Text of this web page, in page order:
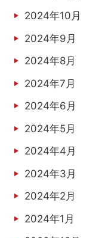
2024年10月
2024年9月
2024年8月
2024年7月
2024年6月
2024年5月
2024年4月
2024年3月
2024年2月
2024年1月